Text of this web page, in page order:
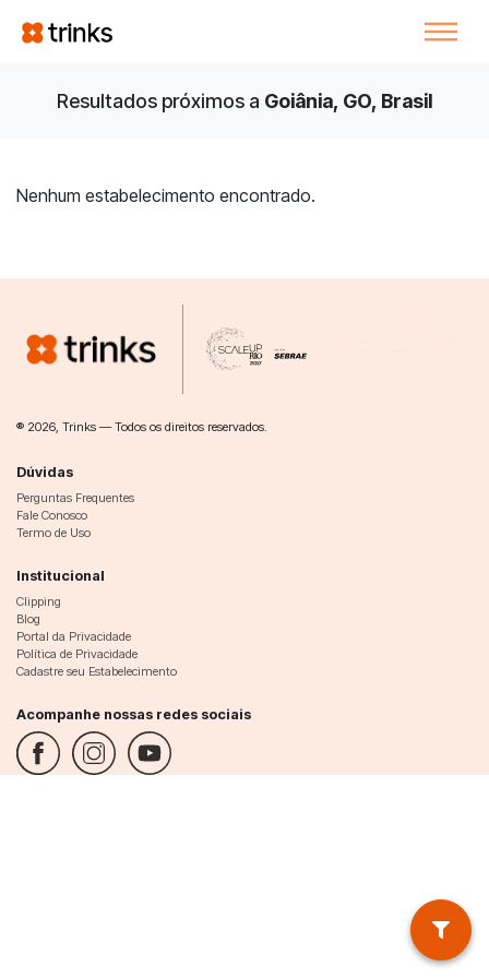
Resultados próximos a Goiânia, GO, Brasil
Nenhum estabelecimento encontrado.
® 2026, Trinks — Todos os direitos reservados.
Dúvidas
Perguntas Frequentes
Fale Conosco
Termo de Uso
Institucional
Clipping
Blog
Portal da Privacidade
Política de Privacidade
Cadastre seu Estabelecimento
Acompanhe nossas redes sociais